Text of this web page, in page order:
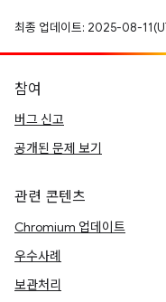
최종 업데이트: 2025-08-
참여
버그 신고
공개된 문제 보기
관련 콘텐츠
Chromium 업데이트
우수사례
보관처리